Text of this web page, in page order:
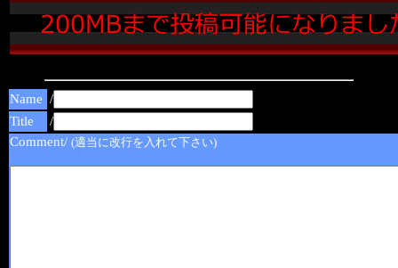
Name /
Title
/
Comment/ (適当に改行を入れて下さい)